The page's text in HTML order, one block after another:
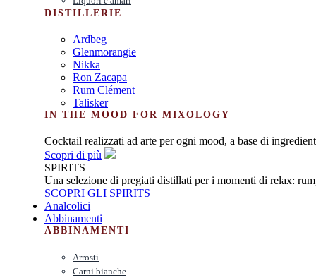
DISTILLERIE
Ardbeg
Glenmorangie
Nikka
Ron Zacapa
Rum Clément
Talisker
IN THE MOOD FOR MIXOLOGY
Cocktail realizzati ad arte per ogni mood, a base di
Scopri di più
SPIRITS
Una selezione di pregiati distillati per i momenti di relax:
SCOPRI GLI SPIRITS
Analcolici
Abbinamenti
ABBINAMENTI
Arrosti
Carni bianche